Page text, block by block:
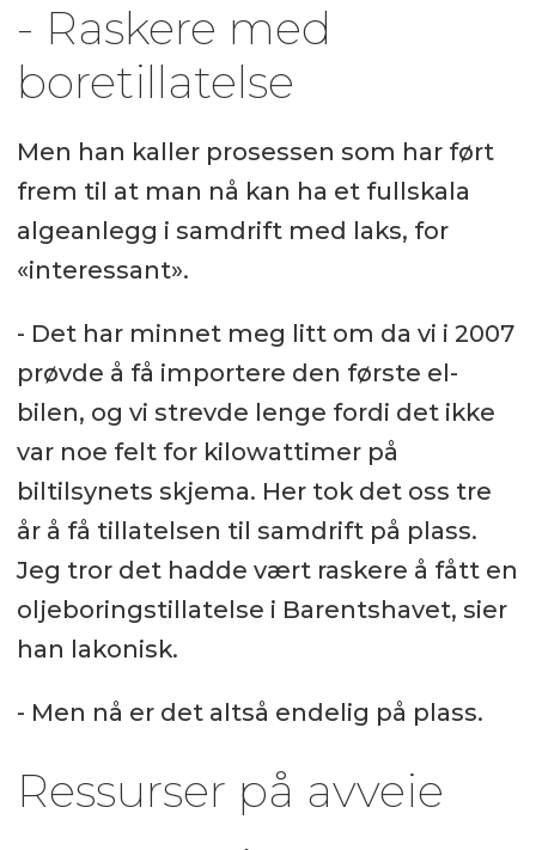
- Raskere med
boretillatelse
Men han kaller prosessen som har ført
frem til at man nå kan ha et fullskala
algeanlegg i samdrift med laks, for
«interessant».
- Det har minnet meg litt om da vi i 2007
prøvde å få importere den første el-
bilen, og vi strevde lenge fordi det ikke
var noe felt for kilowattimer på
biltilsynets skjema. Her tok det oss tre
år å få tillatelsen til samdrift på plass.
Jeg tror det hadde vært raskere å fått en
oljeboringstillatelse i Barentshavet, sier
han lakonisk.
- Men nå er det altså endelig på plass.
Ressurser på avveie